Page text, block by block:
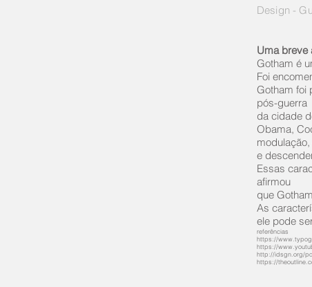
Design -
Uma breve
Gotham é
Foi
Gotham foi
pós-guerra
da cidade
Obama,
e
Essas
afirmou
que
As
ele pode
referências
https://
https://
http://idsgn.org/
https://